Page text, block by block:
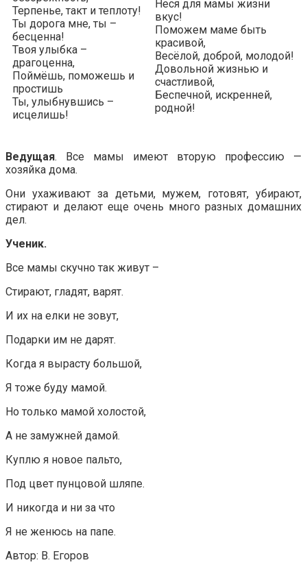
Терпенье, такт и теплоту!
Ты дорога мне, ты –
бесценна!
Твоя улыбка –
драгоценна,
Поймёшь, поможешь и
простишь
Ты, улыбнувшись –
исцелишь!
Неся для мамы жизни
вкус!
Поможем маме быть
красивой,
Весёлой, доброй, молодой!
Довольной жизнью и
счастливой,
Беспечной, искренней,
родной!
Ведущая. Все мамы имеют вторую профессию —
хозяйка дома.
Они ухаживают за детьми, мужем, готовят, убирают,
стирают и делают еще очень много разных домашних
дел.
Ученик.
Все мамы скучно так живут –
Стирают, гладят, варят.
И их на елки не зовут,
Подарки им не дарят.
Когда я вырасту большой,
Я тоже буду мамой.
Но только мамой холостой,
А не замужней дамой.
Куплю я новое пальто,
Под цвет пунцовой шляпе.
И никогда и ни за что
Я не женюсь на папе.
Автор: В. Егоров